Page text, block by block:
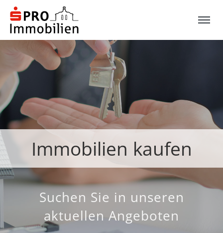
Immobilien kaufen
Suchen Sie in unseren
aktuellen Angeboten